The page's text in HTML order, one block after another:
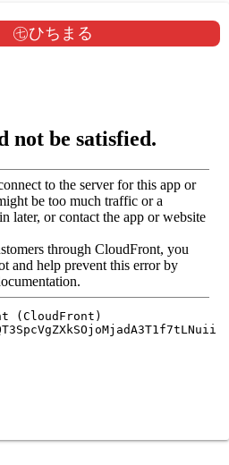
㊆ひちまる